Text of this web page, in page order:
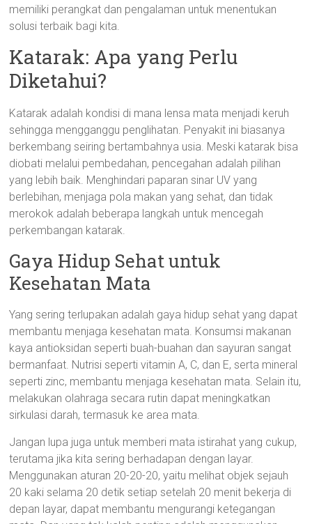
memiliki perangkat dan pengalaman untuk menentukan
solusi terbaik bagi kita.
Katarak: Apa yang Perlu
Diketahui?
Katarak adalah kondisi di mana lensa mata menjadi keruh
sehingga mengganggu penglihatan. Penyakit ini biasanya
berkembang seiring bertambahnya usia. Meski katarak bisa
diobati melalui pembedahan, pencegahan adalah pilihan
yang lebih baik. Menghindari paparan sinar UV yang
berlebihan, menjaga pola makan yang sehat, dan tidak
merokok adalah beberapa langkah untuk mencegah
perkembangan katarak.
Gaya Hidup Sehat untuk
Kesehatan Mata
Yang sering terlupakan adalah gaya hidup sehat yang dapat
membantu menjaga kesehatan mata. Konsumsi makanan
kaya antioksidan seperti buah-buahan dan sayuran sangat
bermanfaat. Nutrisi seperti vitamin A, C, dan E, serta mineral
seperti zinc, membantu menjaga kesehatan mata. Selain itu,
melakukan olahraga secara rutin dapat meningkatkan
sirkulasi darah, termasuk ke area mata.
Jangan lupa juga untuk memberi mata istirahat yang cukup,
terutama jika kita sering berhadapan dengan layar.
Menggunakan aturan 20-20-20, yaitu melihat objek sejauh
20 kaki selama 20 detik setiap setelah 20 menit bekerja di
depan layar, dapat membantu mengurangi ketegangan